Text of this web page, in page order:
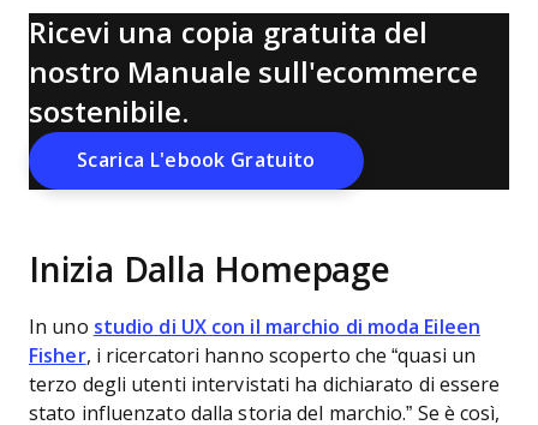
Ricevi una copia gratuita del
nostro Manuale sull'ecommerce
sostenibile.
Scarica L'ebook Gratuito
Inizia Dalla Homepage
In uno studio di UX con il marchio di moda Eileen
Fisher, i ricercatori hanno scoperto che “quasi un
terzo degli utenti intervistati ha dichiarato di essere
stato influenzato dalla storia del marchio.” Se è così,